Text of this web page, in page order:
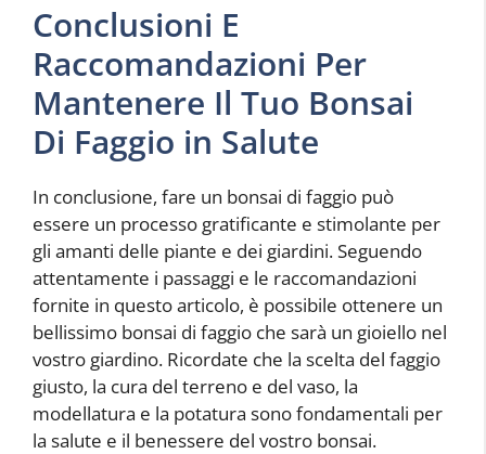
Conclusioni E
Raccomandazioni Per
Mantenere Il Tuo Bonsai
Di Faggio in Salute
In conclusione, fare un bonsai di faggio può
essere un processo gratificante e stimolante per
gli amanti delle piante e dei giardini. Seguendo
attentamente i passaggi e le raccomandazioni
fornite in questo articolo, è possibile ottenere un
bellissimo bonsai di faggio che sarà un gioiello nel
vostro giardino. Ricordate che la scelta del faggio
giusto, la cura del terreno e del vaso, la
modellatura e la potatura sono fondamentali per
la salute e il benessere del vostro bonsai.